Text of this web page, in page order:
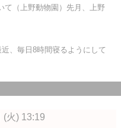
て（上野動物園）先月、上野
、毎日8時間寝るようにして
(火) 13:19